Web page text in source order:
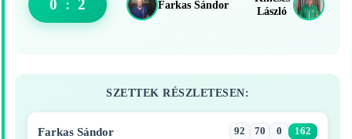
Farkas Sándor
0 : 2
László
SZETTEK RÉSZLETESEN:
Farkas Sándor 92 70 0 162